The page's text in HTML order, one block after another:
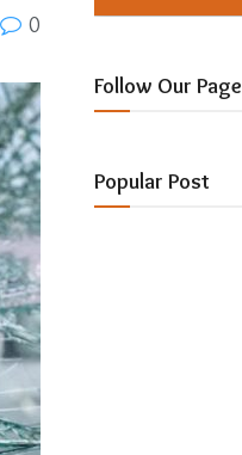
0
Follow Our Page
Popular Post